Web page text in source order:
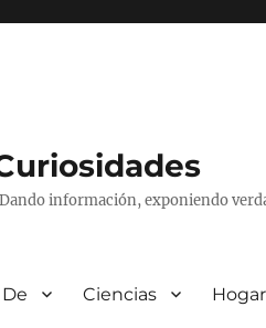
información, exponiendo
Ciencias